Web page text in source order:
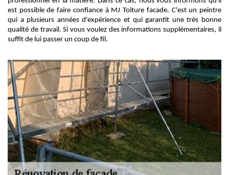
est possible de faire confiance à MJ Toiture facade. C'est un peintre
qui a plusieurs années d'expérience et qui garantit une très bonne
qualité de travail. Si vous voulez des informations supplémentaires, il
suffit de lui passer un coup de fil.